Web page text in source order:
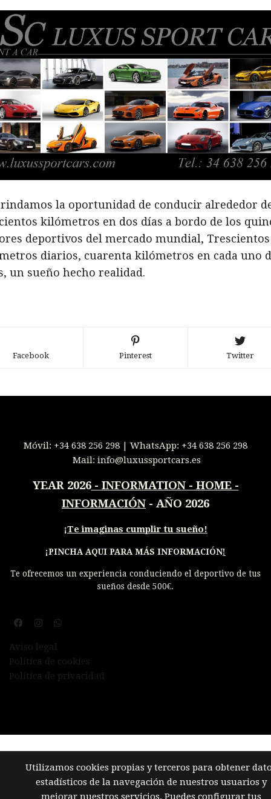
la oportunidad de conducir alrededor
kilómetros en dos días a bordo de los
deportivos del mercado mundial, Trescientos
diarios, cuarenta kilómetros en cada uno
un sueño hecho realidad.
Facebook Pinterest Twitter
Móvil: +34 638 256 298 | WhatsApp: +34 638 256 298
Mail: info@luxussportcars.es
YEAR 2026- INFORMATION - HOME -
INFORMACIÓN - AÑO 2026
¡Te imaginas cumplir tu sueño!
¡PINCHA AQUI PARA MÁS INFORMACIÓN!
Te ofrecemos un experiencia conduciendo el deportivo de tus
sueños desde 500€.
Aviso legal
Política de cookies
Política de privacidad
Utilizamos cookies propias y terceros para obtener
estadísticos de la navegación de nuestros usuarios y
mejorar nuestros servicios. Puedes configurar tus